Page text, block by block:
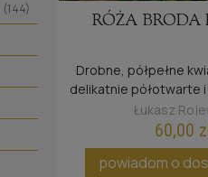
(144)
RÓŻA
Drobne, półpełne
delikatnie półotwarte
wiechowate
Łukasz
60,00
powiadom o